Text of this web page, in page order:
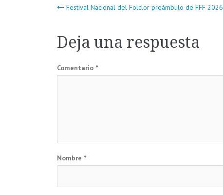
Navegación
de
entradas
Festival Nacional del Folclor preámbulo de FFF 2026
Deja una respuesta
Comentario *
Nombre *